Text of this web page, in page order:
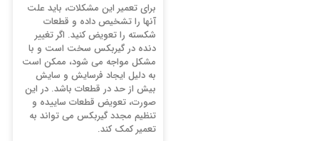
برای تعمیر این مشکلات، باید علت
آنها را تشخیص داده و قطعات
شکسته را تعویض کنید. اگر تغییر
دنده در گیربکس سخت است و با
مشکل مواجه می ‌شود، ممکن است
به دلیل ایجاد فرسایش و سایش
بیش از حد در قطعات باشد. در این
صورت، تعویض قطعات ساییده و
تنظیم مجدد گیربکس می ‌تواند به
تعمیر کمک کند.